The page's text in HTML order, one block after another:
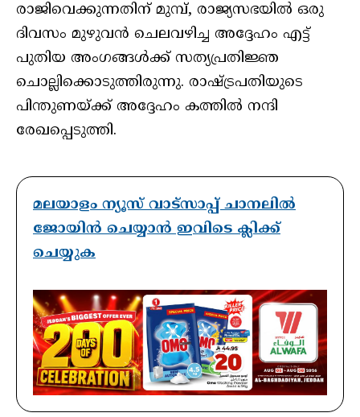
രാജിവെക്കുന്നതിന് മുമ്പ്, രാജ്യസഭയില്‍ ഒരു
ദിവസം മുഴുവന്‍ ചെലവഴിച്ച അദ്ദേഹം എട്ട്
പുതിയ അംഗങ്ങള്‍ക്ക് സത്യപ്രതിജ്ഞ
ചൊല്ലിക്കൊടുത്തിരുന്നു. രാഷ്ട്രപതിയുടെ
പിന്തുണയ്ക്ക് അദ്ദേഹം കത്തില്‍ നന്ദി
രേഖപ്പെടുത്തി.
മലയാളം ന്യൂസ് വാട്സാപ്പ് ചാനലിൽ
ജോയിൻ ചെയ്യാൻ ഇവിടെ ക്ലിക്ക്
ചെയ്യുക